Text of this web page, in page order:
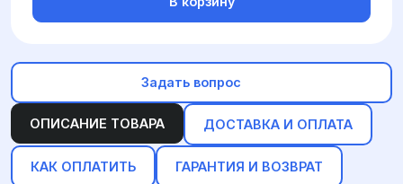
ОПИСАНИЕ ТОВАРА ДОСТАВКА И ОПЛАТА
КАК ОПЛАТИТЬ ГАРАНТИЯ И ВОЗВРАТ
Задать вопрос